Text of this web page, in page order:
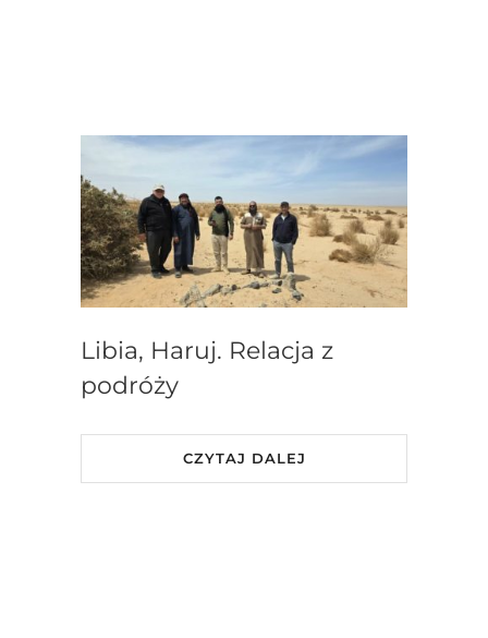
Libia, Haruj. Relacja z
podróży
CZYTAJ DALEJ